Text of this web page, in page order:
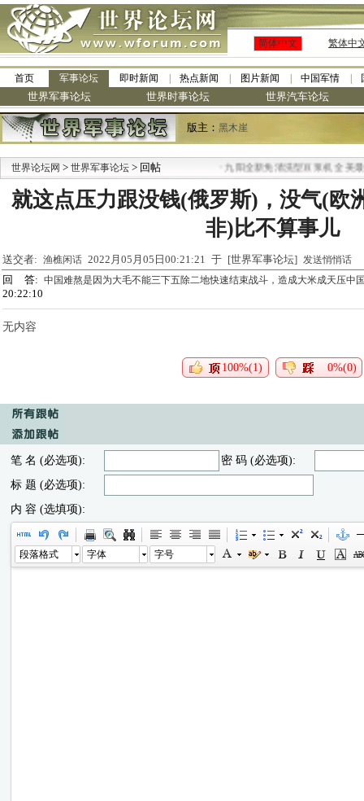
简体中文 繁体中
首页 军事论坛 即时新闻 热点新闻 图片新闻 中国军情
世界军事论坛 世界时事论坛 世界汽车论坛
版主： 黑木崖
世界论坛网 > 世界军事论坛 > 回帖 九阳全新免清洗型豆浆机 全美最低
就这点压力跟没钱(俄罗斯)，没气(欧
非)比不算事儿
送交者: 渔樵闲话 2022月05月05日00:21:21 于 [世界军事论坛] 发送悄悄话
回 答: 中国难熬是因为大毛不能三下五除二地快速结束战斗，造成大米成天压中
20:22:10
无内容
100%(1) 0%(0)
笔 名 (必选项):
密 码 (必选项):
标 题 (必选项):
内 容 (选填项):
段落格式 字体 字号